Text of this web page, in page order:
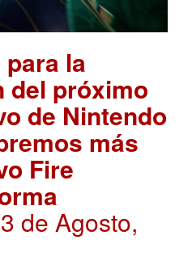
para la
del próximo
de Nintendo
más
Fire
de Agosto,